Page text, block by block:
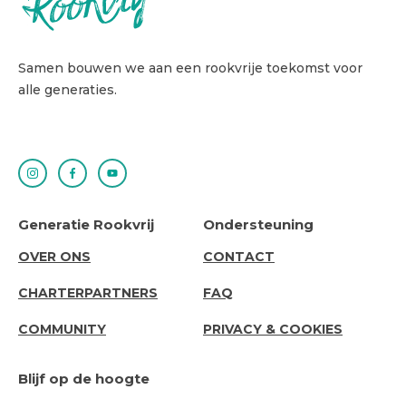
Samen bouwen we aan een rookvrije toekomst voor
alle generaties.
Generatie Rookvrij
ABOUT
US
OVER ONS
CHARTERPARTNERS
COMMUNITY
Ondersteuning
SUPPORT
CONTACT
FAQ
PRIVACY & COOKIES
Blijf op de hoogte